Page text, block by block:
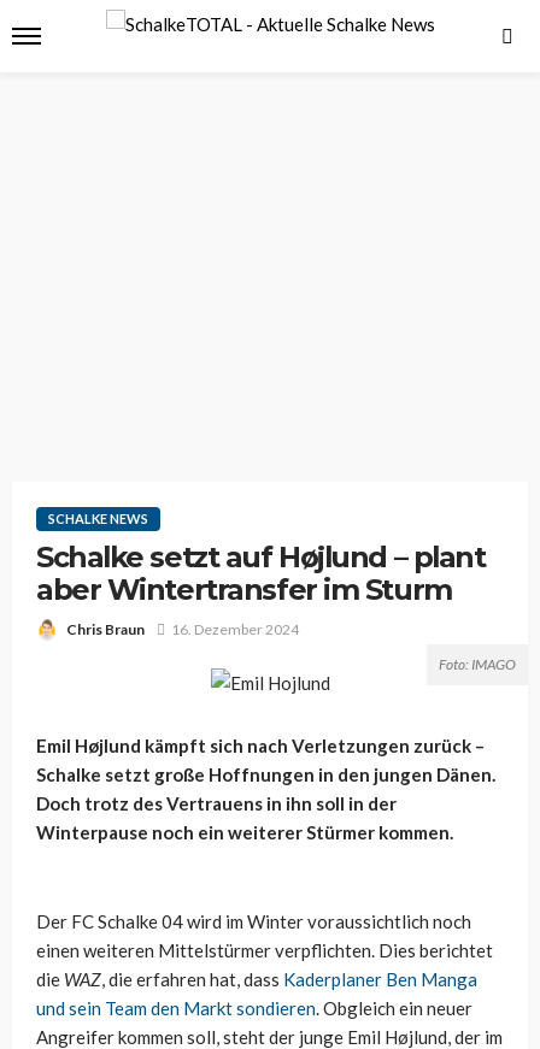
SCHALKE NEWS
Schalke setzt auf Højlund – plant
aber Wintertransfer im Sturm
Chris Braun
16. Dezember 2024
Foto: IMAGO
Emil Højlund kämpft sich nach Verletzungen zurück –
Schalke setzt große Hoffnungen in den jungen Dänen.
Doch trotz des Vertrauens in ihn soll in der
Winterpause noch ein weiterer Stürmer kommen.
Der FC Schalke 04 wird im Winter voraussichtlich noch
einen weiteren Mittelstürmer verpflichten. Dies berichtet
die WAZ, die erfahren hat, dass Kaderplaner Ben Manga
und sein Team den Markt sondieren. Obgleich ein neuer
Angreifer kommen soll, steht der junge Emil Højlund, der im